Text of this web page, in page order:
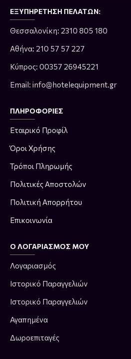
ΕΞΥΠΗΡΈΤΗΣΗ ΠΕΛΑΤΏΝ:
Θεσσαλονίκη: 2310 805 180
Αθήνα: 210 57 57 227
Κύπρος: 00357 26945221
Email: info@hotelequipment.gr
ΠΛΗΡΟΦΟΡΊΕΣ
Εταιρικό Προφίλ
Όροι Χρήσης
Τρόποι Πληρωμής
Πολιτικές Αποστολών
Πολιτική Απορρήτου
Επικοινωνία
Ο ΛΟΓΑΡΙΑΣΜΌΣ ΜΟΥ
Λογαριασμός
Ιστορικό Παραγγελιών
Ιστορικό Παραγγελιών
Αγαπημένα
Δωροεπιταγές